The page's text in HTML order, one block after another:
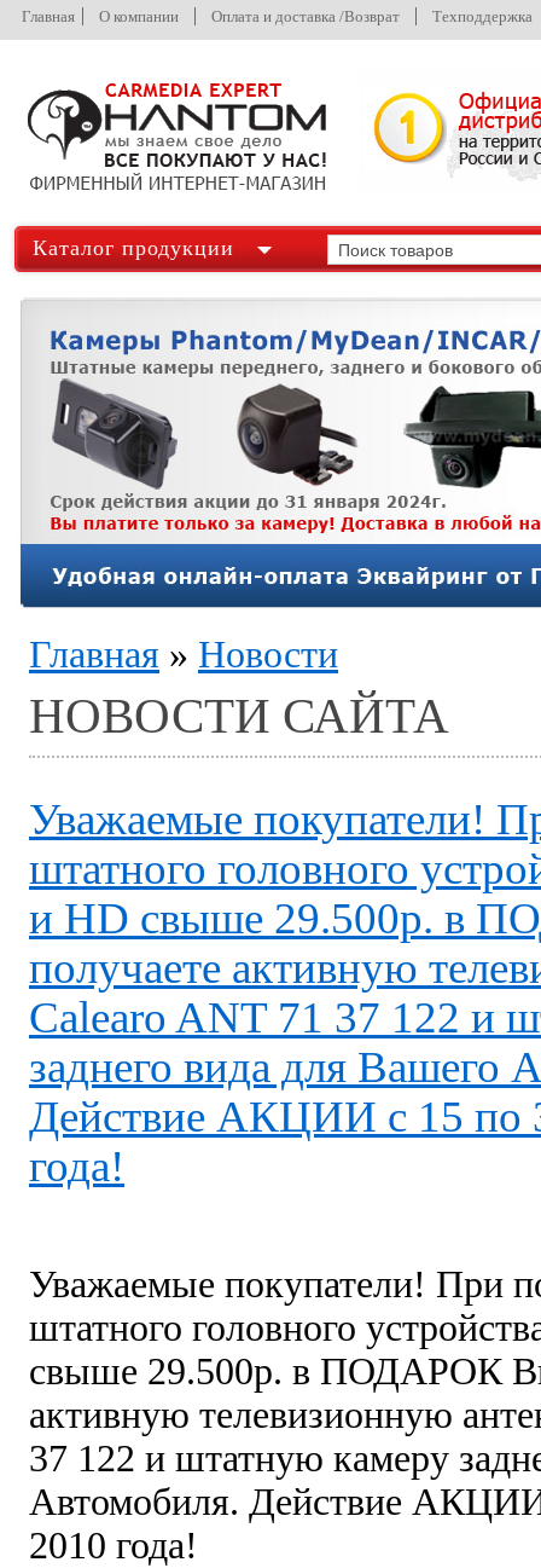
Главная О компании Оплата и доставка /Возврат Техподдержка
Каталог продукции
Главная » Новости
НОВОСТИ САЙТА
Уважаемые покупатели!
штатного головного
и HD свыше 29.500р. в
получаете активную
Calearo ANT 71 37 122 и
заднего вида для Вашего
Действие АКЦИИ c 15 по
года!
Уважаемые покупатели! При
штатного головного
свыше 29.500р. в ПОДАРОК
активную телевизионную
37 122 и штатную камеру
Автомобиля. Действие
2010 года!